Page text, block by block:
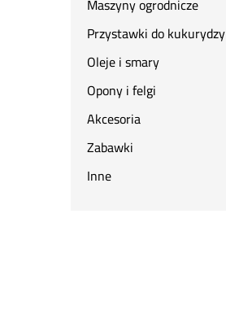
Maszyny ogrodnicze
Przystawki do kukurydzy
Oleje i smary
Opony i felgi
Akcesoria
Zabawki
Inne